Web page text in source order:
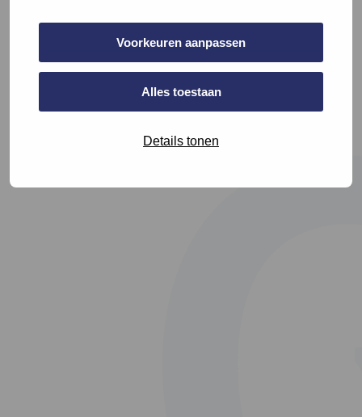
Voorkeuren aanpassen
Alles toestaan
Details tonen